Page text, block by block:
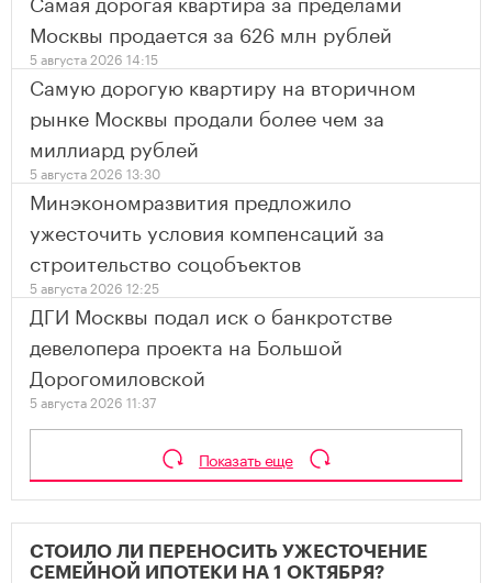
Москвы продается за 626 млн рублей
5 августа 2026 14:15
Самую дорогую квартиру на вторичном
рынке Москвы продали более чем за
миллиард рублей
5 августа 2026 13:30
Минэкономразвития предложило
ужесточить условия компенсаций за
строительство соцобъектов
5 августа 2026 12:25
ДГИ Москвы подал иск о банкротстве
девелопера проекта на Большой
Дорогомиловской
5 августа 2026 11:37
Показать еще
СТОИЛО ЛИ ПЕРЕНОСИТЬ УЖЕСТОЧЕНИЕ
СЕМЕЙНОЙ ИПОТЕКИ НА 1 ОКТЯБРЯ?